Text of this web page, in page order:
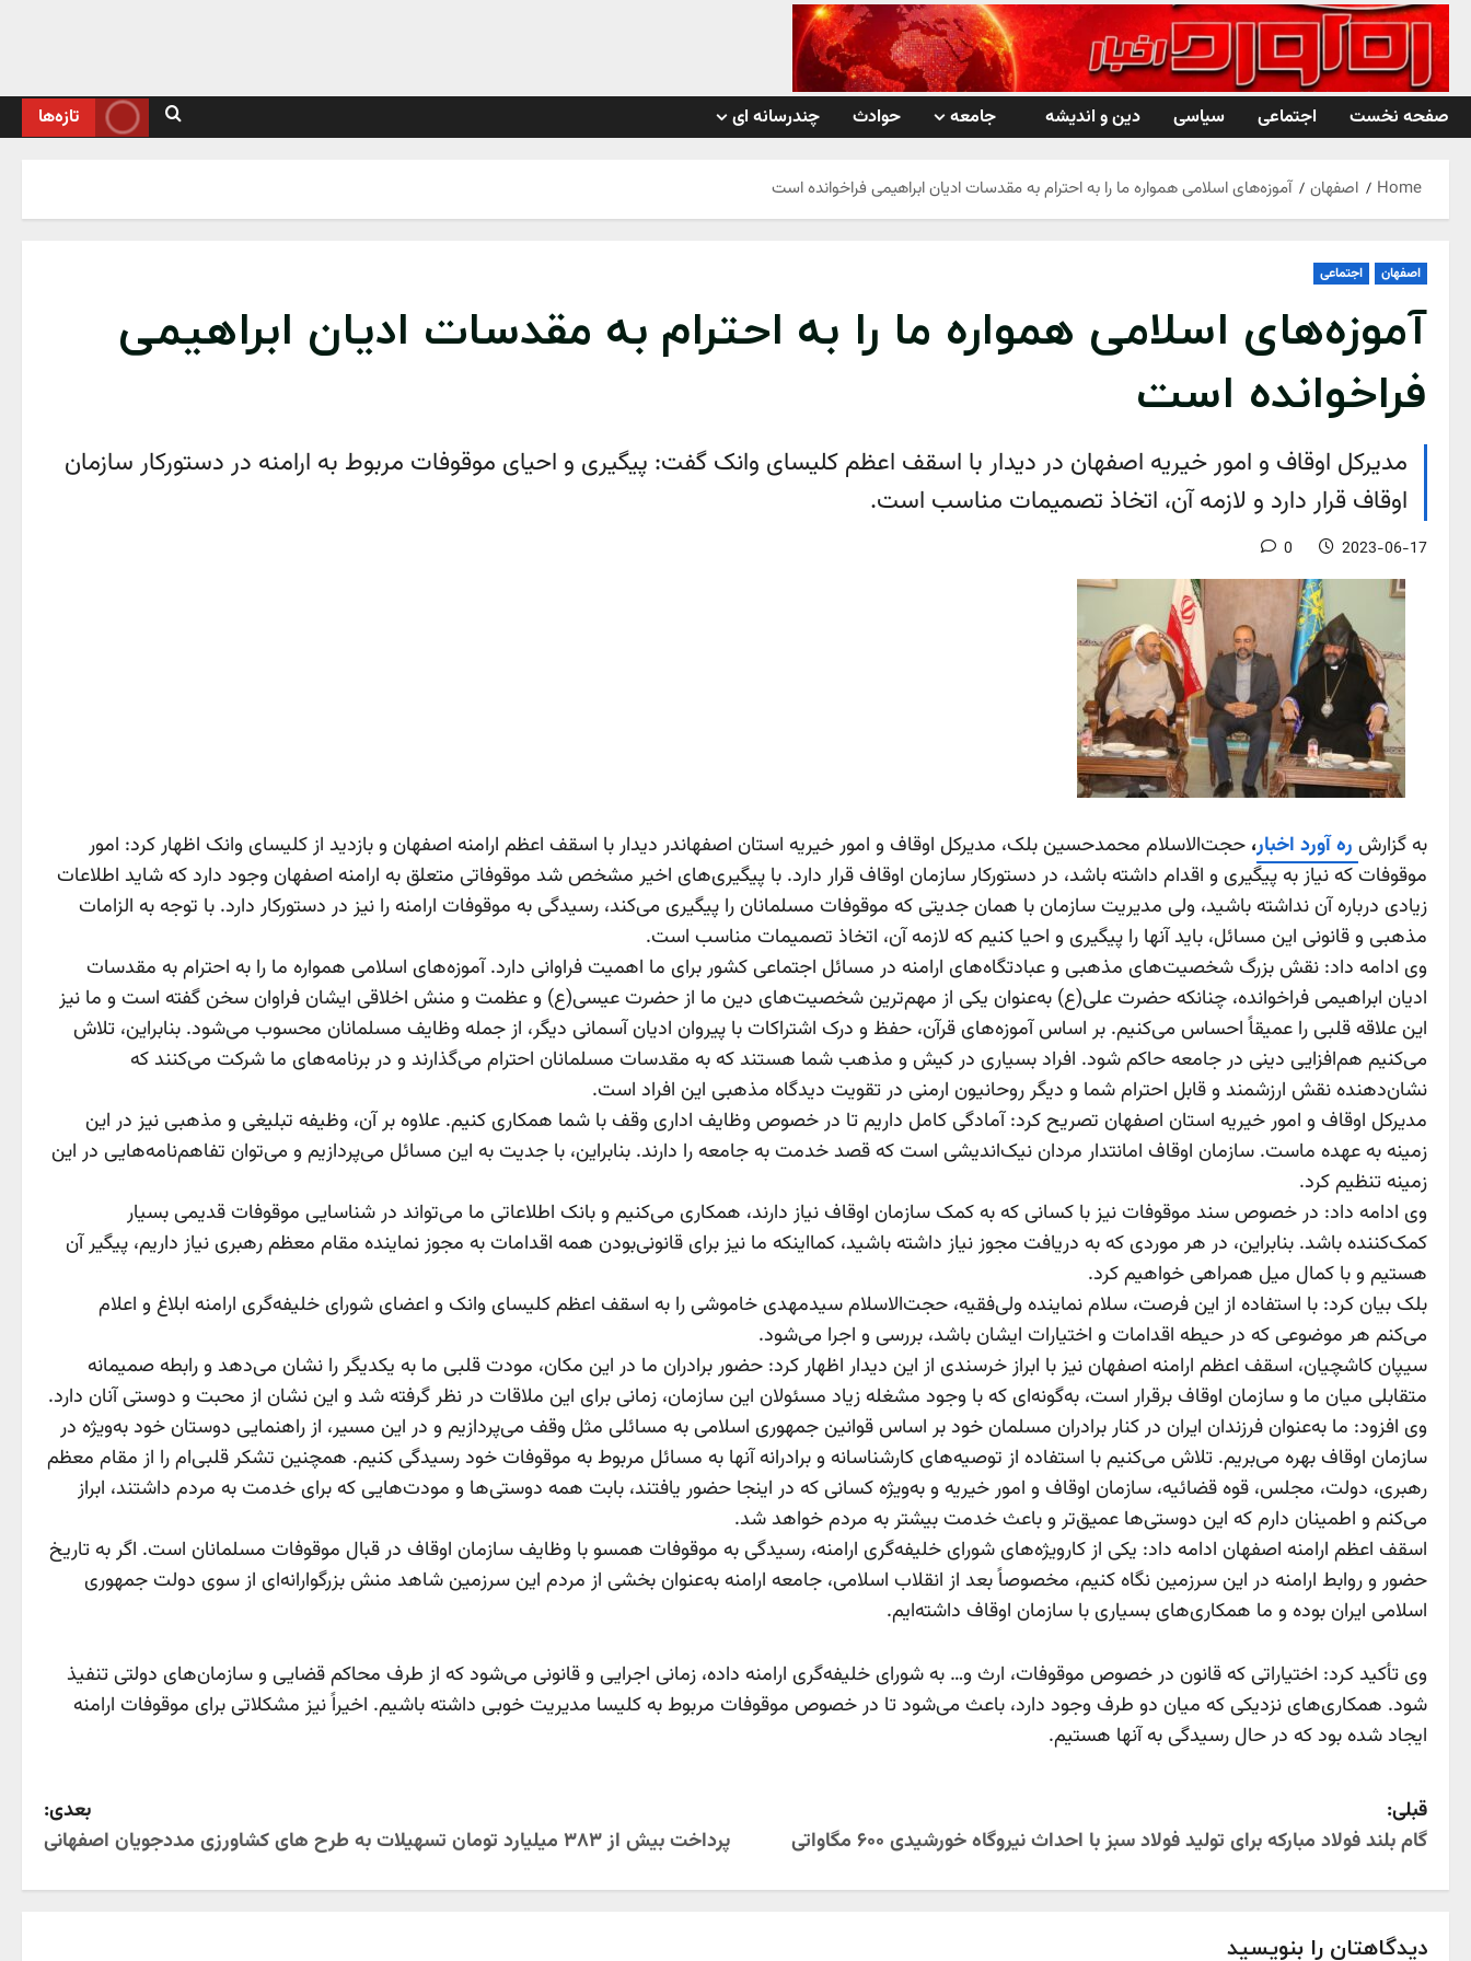
Skip
content
صفحه نخست
اجتماعی سیاسی دین و اندیشه جامعه حوادث چندرسانه ای تازه‌ها
Home اصفهان آموزه‌های اسلامی همواره ما را به احترام به مقدسات ادیان ابراهیمی فراخوانده است
اصفهان اجتماعی
آموزه‌های اسلامی همواره ما را به احترام به مقدسات ادیان ابراهیمی
فراخوانده است
مدیرکل اوقاف و امور خیریه اصفهان در دیدار با اسقف اعظم کلیسای وانک گفت: پیگیری و احیای موقوفات مربوط به ارامنه در دستورکار سازمان
اوقاف قرار دارد و لازمه آن، اتخاذ تصمیمات مناسب است.
2023-06-17
0
به گزارش ره آورد اخبار، حجت‌الاسلام محمدحسین بلک، مدیرکل اوقاف و امور خیریه استان اصفهاندر دیدار با اسقف اعظم ارامنه اصفهان و بازدید از کلیسای وانک اظهار کرد: امور
موقوفات که نیاز به پیگیری و اقدام داشته باشد، در دستورکار سازمان اوقاف قرار دارد. با پیگیری‌های اخیر مشخص شد موقوفاتی متعلق به ارامنه اصفهان وجود دارد که شاید اطلاعات
زیادی درباره آن نداشته باشید، ولی مدیریت سازمان با همان جدیتی که موقوفات مسلمانان را پیگیری می‌کند، رسیدگی به موقوفات ارامنه را نیز در دستورکار دارد. با توجه به الزامات
مذهبی و قانونی این مسائل، باید آنها را پیگیری و احیا کنیم که لازمه آن، اتخاذ تصمیمات مناسب است.
وی ادامه داد: نقش بزرگ شخصیت‌های مذهبی و عبادتگاه‌های ارامنه در مسائل اجتماعی کشور برای ما اهمیت فراوانی دارد. آموزه‌های اسلامی همواره ما را به احترام به مقدسات
ادیان ابراهیمی فراخوانده، چنانکه حضرت علی(ع) به‌عنوان یکی از مهم‌ترین شخصیت‌های دین ما از حضرت عیسی(ع) و عظمت‌ و منش‌ اخلاقی ایشان فراوان سخن گفته‌ است و ما نیز
این علاقه قلبی را عمیقاً احساس می‌کنیم. بر اساس آموزه‌های قرآن، حفظ و درک اشتراکات با پیروان ادیان آسمانی دیگر، از جمله وظایف مسلمانان محسوب می‌شود. بنابراین، تلاش
می‌کنیم هم‌افزایی دینی در جامعه حاکم شود. افراد بسیاری در کیش و مذهب شما هستند که به مقدسات مسلمانان احترام می‌گذارند و در برنامه‌های ما شرکت می‌کنند که
نشان‌دهنده نقش ارزشمند و قابل احترام شما و دیگر روحانیون ارمنی در تقویت دیدگاه مذهبی این افراد است.
مدیرکل اوقاف و امور خیریه استان اصفهان تصریح کرد: آمادگی کامل داریم تا در خصوص وظایف اداری وقف با شما همکاری کنیم. علاوه بر آن، وظیفه تبلیغی و مذهبی نیز در این
زمینه به عهده ماست. سازمان اوقاف امانتدار مردان نیک‌اندیشی است که قصد خدمت به جامعه را دارند. بنابراین، با جدیت به این مسائل می‌پردازیم و می‌توان تفاهم‌نامه‌هایی در این
زمینه تنظیم کرد.
وی ادامه داد: در خصوص سند موقوفات نیز با کسانی که به کمک سازمان اوقاف نیاز دارند، همکاری می‌کنیم و بانک اطلاعاتی ما می‌تواند در شناسایی موقوفات قدیمی بسیار
کمک‌کننده باشد. بنابراین، در هر موردی که به دریافت مجوز نیاز داشته باشید، کمااینکه ما نیز برای قانونی‌بودن همه اقدامات به مجوز نماینده مقام معظم رهبری نیاز داریم، پیگیر آن
هستیم و با کمال میل همراهی خواهیم کرد.
بلک بیان کرد: با استفاده از این فرصت، سلام نماینده ولی‌فقیه، حجت‌الاسلام سیدمهدی خاموشی را به اسقف اعظم کلیسای وانک و اعضای شورای خلیفه‌گری ارامنه ابلاغ و اعلام
می‌کنم هر موضوعی که در حیطه اقدامات و اختیارات ایشان باشد، بررسی و اجرا می‌شود.
سیپان کاشچیان، اسقف اعظم ارامنه اصفهان نیز با ابراز خرسندی از این دیدار اظهار کرد: حضور برادران ما در این مکان، مودت قلبی ما به یکدیگر را نشان می‌دهد و رابطه صمیمانه‌
متقابلی میان ما و سازمان اوقاف برقرار است، به‌گونه‌ای که با وجود مشغله زیاد مسئولان این سازمان، زمانی برای این ملاقات در نظر گرفته شد و این نشان از محبت و دوستی آنان دارد.
وی افزود: ما به‌عنوان فرزندان ایران در کنار برادران مسلمان خود بر اساس قوانین جمهوری اسلامی به مسائلی مثل وقف می‌پردازیم و در این مسیر، از راهنمایی دوستان خود به‌ویژه در
سازمان اوقاف بهره می‌بریم. تلاش می‌کنیم با استفاده از توصیه‌های کارشناسانه و برادرانه آنها به مسائل مربوط به موقوفات خود رسیدگی‌ کنیم. همچنین تشکر قلبی‌ام را از مقام معظم
رهبری، دولت، مجلس، قوه قضائیه، سازمان اوقاف و امور خیریه و به‌ویژه کسانی که در اینجا حضور یافتند، بابت همه دوستی‌ها و مودت‌هایی که برای خدمت به مردم داشتند، ابراز
می‌‌کنم و اطمینان دارم که این دوستی‌ها عمیق‌تر و باعث خدمت بیشتر به مردم خواهد شد.
اسقف اعظم ارامنه اصفهان ادامه داد: یکی از کارویژه‌های شورای خلیفه‌گری ارامنه، رسیدگی به موقوفات همسو با وظایف سازمان اوقاف در قبال موقوفات مسلمانان است. اگر به تاریخ
حضور و روابط ارامنه در این سرزمین نگاه کنیم، مخصوصاً بعد از انقلاب اسلامی، جامعه ارامنه به‌عنوان بخشی از مردم این سرزمین شاهد منش بزرگوارانه‌ای از سوی دولت جمهوری
اسلامی ایران بوده و ما همکاری‌های بسیاری با سازمان اوقاف داشته‌ایم.
وی تأکید کرد: اختیاراتی که قانون در خصوص موقوفات، ارث و… به شورای خلیفه‌گری ارامنه داده، زمانی اجرایی و قانونی می‌شود که از طرف محاکم قضایی و سازمان‌های دولتی تنفیذ
شود. همکاری‌های نزدیکی که میان دو طرف وجود دارد، باعث می‌شود تا در خصوص موقوفات مربوط به کلیسا مدیریت خوبی داشته باشیم. اخیراً نیز مشکلاتی برای موقوفات ارامنه
ایجاد شده بود که در حال رسیدگی به آنها هستیم.
P
قبلی:
گام بلند فولاد مبارکه برای تولید فولاد سبز با احداث نیروگاه خورشیدی ۶۰۰ مگاواتی
بعدی:
پرداخت بیش از ۳۸۳ میلیارد تومان تسهیلات به طرح های کشاورزی مددجویان اصفهانی
دیدگاهتان را بنویسید